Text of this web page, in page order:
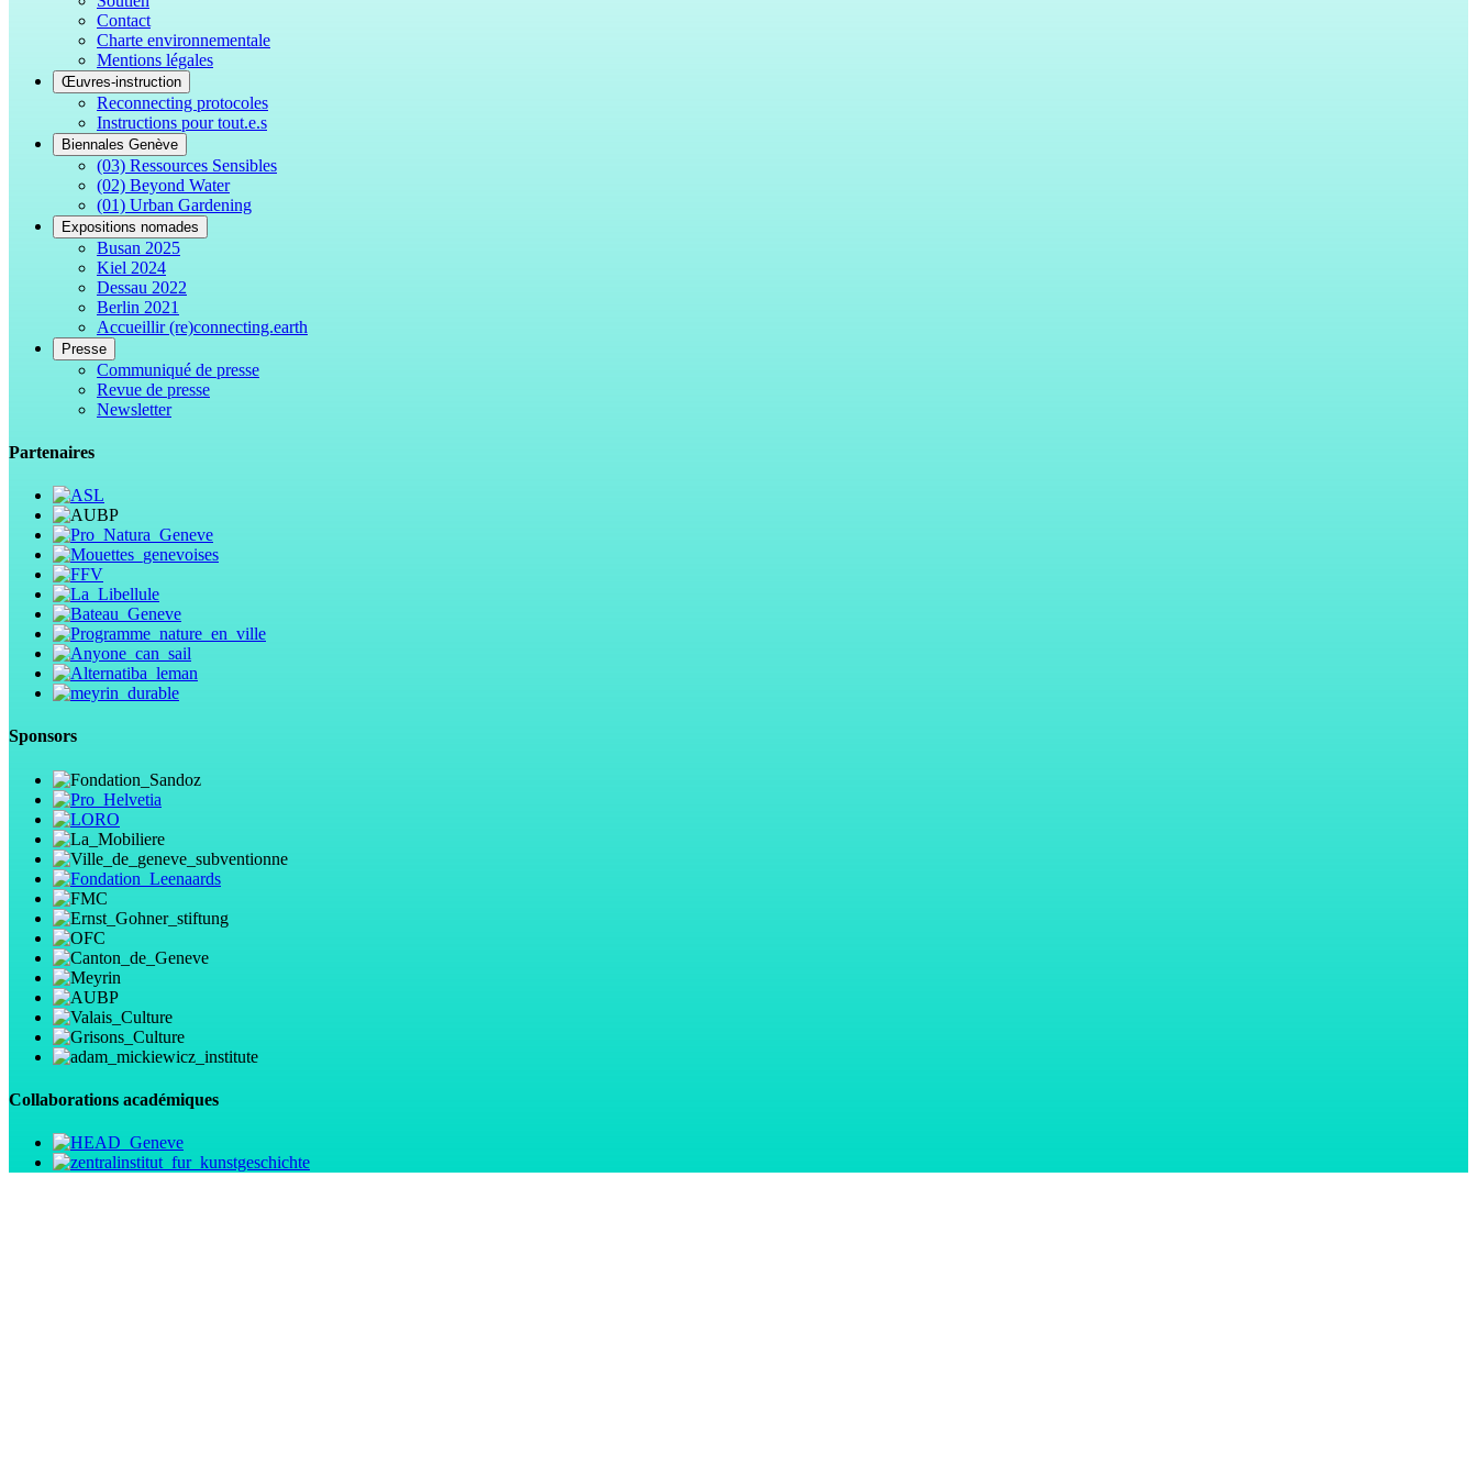
Contact
Charte environnementale
Mentions légales
Œuvres-instruction
Reconnecting protocoles
Instructions pour tout.e.s
Biennales Genève
(03) Ressources Sensibles
(02) Beyond Water
(01) Urban Gardening
Expositions nomades
Busan 2025
Kiel 2024
Dessau 2022
Berlin 2021
Accueillir (re)connecting.earth
Presse
Communiqué de presse
Revue de presse
Newsletter
Partenaires
Sponsors
Collaborations académiques